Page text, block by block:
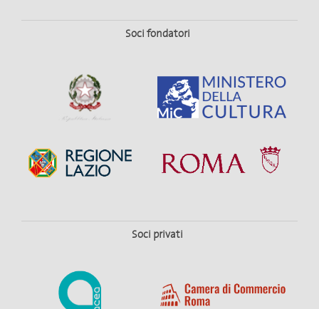
Soci fondatori
Soci privati